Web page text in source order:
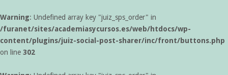
Warning: Undefined array key "juiz_sps_order" in
/furanet/sites/academiasycursos.es/web/htdocs/wp-
content/plugins/juiz-social-post-sharer/inc/front/buttons.php
on line 302